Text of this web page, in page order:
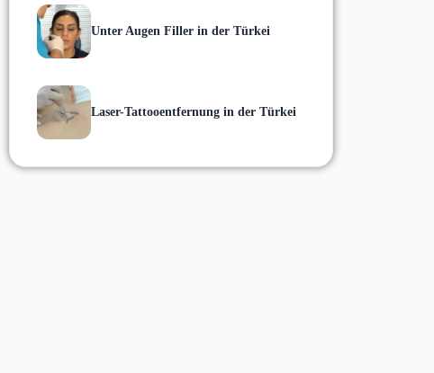
Unter Augen Filler in der Türkei
Laser-Tattooentfernung in der Türkei